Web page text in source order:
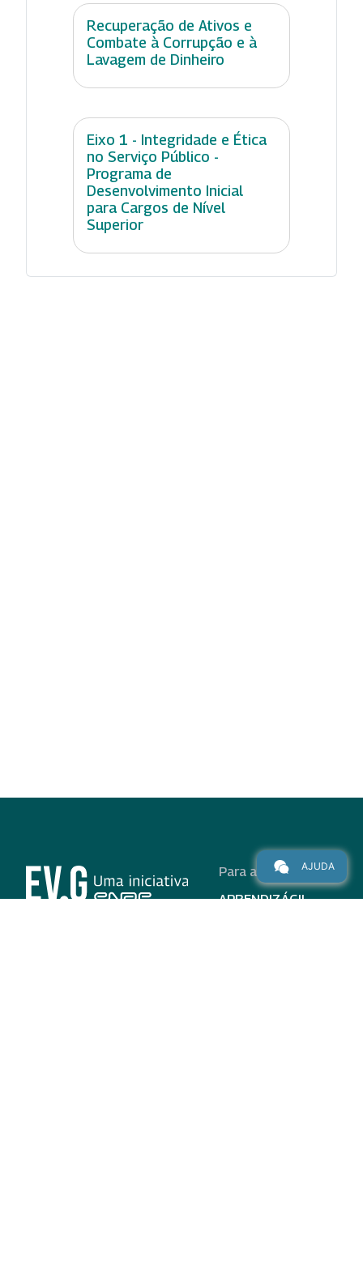
Recuperação de Ativos e
Combate à Corrupção e à
Lavagem de Dinheiro
Eixo 1 - Integridade e Ética
no Serviço Público -
Programa de
Desenvolvimento Inicial
para Cargos de Nível
Superior
Para alunos
APRENDIZÁGIL
AJUDA